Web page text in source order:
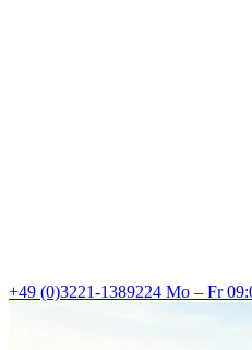
+49 (0)3221-1389224 Mo – Fr